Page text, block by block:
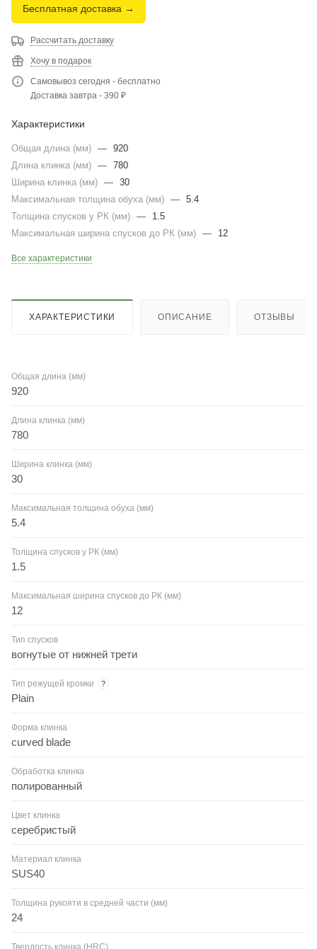
Бесплатная доставка →
Рассчитать доставку
Хочу в подарок
Самовывоз сегодня - бесплатно
Доставка завтра - 390 ₽
Характеристики
Общая длина (мм) — 920
Длина клинка (мм) — 780
Ширина клинка (мм) — 30
Максимальная толщина обуха (мм) — 5.4
Толщина спусков у РК (мм) —
1.5
Максимальная ширина спусков до РК (мм) — 12
Все характеристики
ХАРАКТЕРИСТИКИ ОПИСАНИЕ ОТЗЫВЫ
Общая длина (мм)
920
Длина клинка (мм)
780
Ширина клинка (мм)
30
Максимальная толщина обуха (мм)
5.4
Толщина спусков у РК (мм)
1.5
Максимальная ширина спусков до РК (мм)
12
Тип спусков
вогнутые от нижней трети
Тип режущей кромки ?
Plain
Форма клинка
curved blade
Обработка клинка
полированный
Цвет клинка
серебристый
Материал клинка
SUS40
Толщина рукояти в средней части (мм)
24
Твердость клинка (HRC)